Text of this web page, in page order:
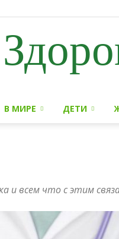
В МИРЕ ДЕТИ
и всем что с этим